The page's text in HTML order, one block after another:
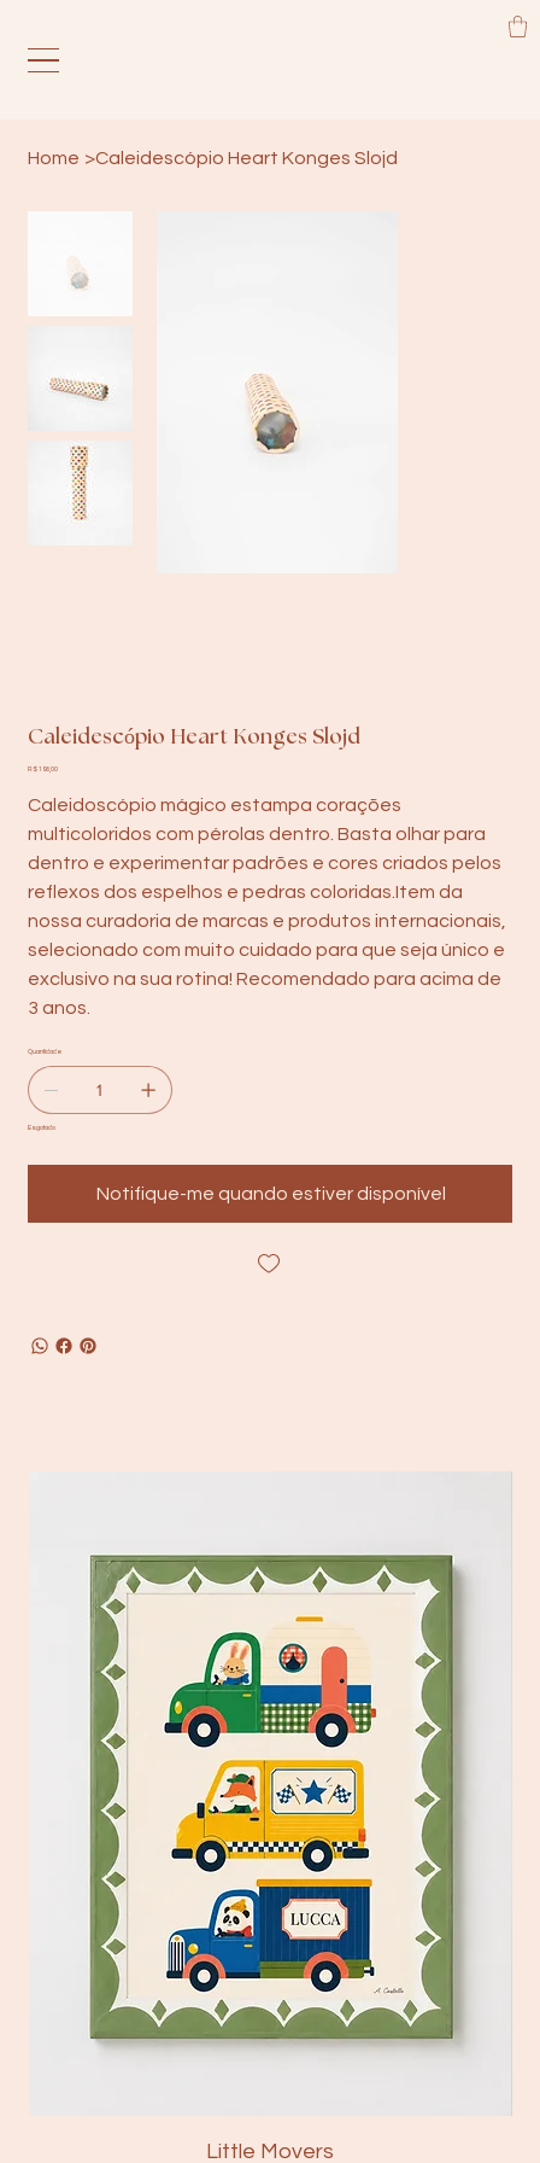
Home >Caleidescópio Heart Konges Slojd
Caleidescópio Heart Konges Slojd
Preço
R$ 198,00
Caleidoscópio mágico estampa corações
multicoloridos com pérolas dentro. Basta olhar para
dentro e experimentar padrões e cores criados pelos
reflexos dos espelhos e pedras coloridas.Item da
nossa curadoria de marcas e produtos internacionais,
selecionado com muito cuidado para que seja único e
exclusivo na sua rotina! Recomendado para acima de
3 anos.
Quantidade
Esgotado
Notifique-me quando estiver disponível
Little Movers